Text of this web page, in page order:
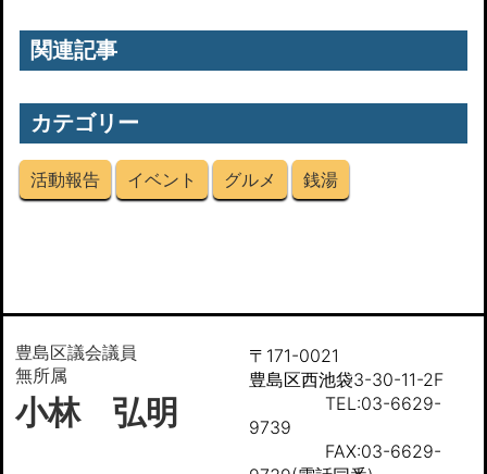
関連記事
カテゴリー
活動報告 イベント グルメ 銭湯
豊島区議会議員
無所属
小林 弘明
〒171-0021
豊島区西池袋3-30-11-2F
TEL:03-6629-
9739
FAX:03-6629-